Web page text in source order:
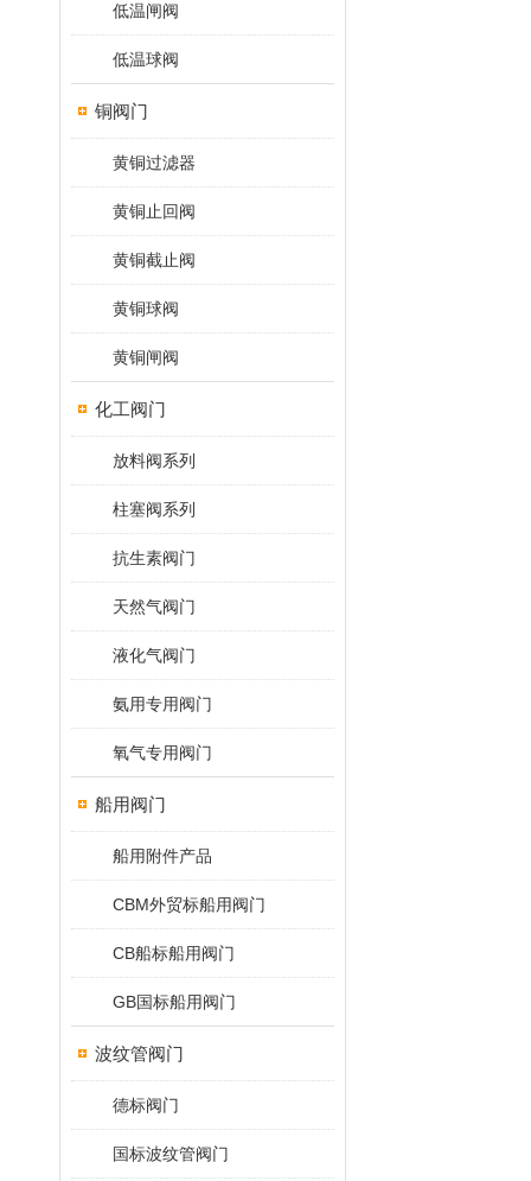
低温闸阀
低温球阀
铜阀门
黄铜过滤器
黄铜止回阀
黄铜截止阀
黄铜球阀
黄铜闸阀
化工阀门
放料阀系列
柱塞阀系列
抗生素阀门
天然气阀门
液化气阀门
氨用专用阀门
氧气专用阀门
船用阀门
船用附件产品
CBM外贸标船用阀门
CB船标船用阀门
GB国标船用阀门
波纹管阀门
德标阀门
国标波纹管阀门